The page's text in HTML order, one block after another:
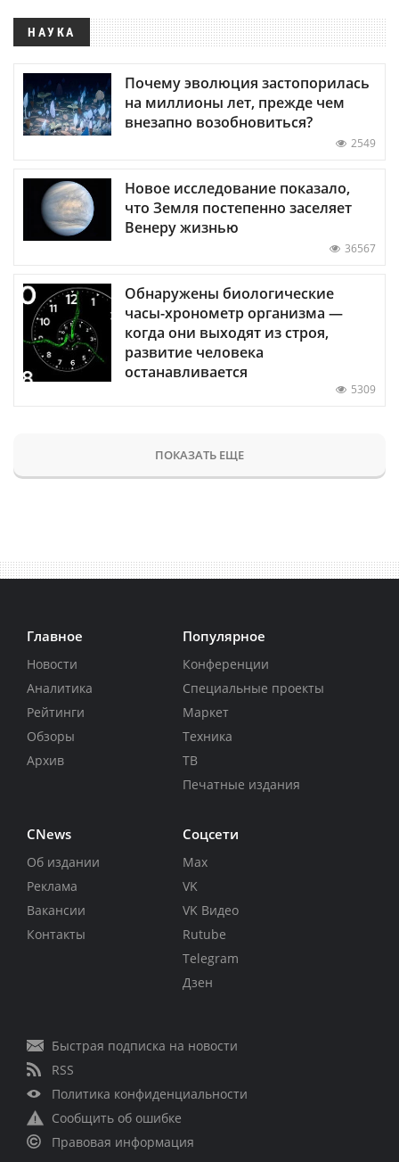
НАУКА
Почему эволюция застопорилась
на миллионы лет, прежде чем
внезапно возобновиться?
2549
Новое исследование показало,
что Земля постепенно заселяет
Венеру жизнью
36567
Обнаружены биологические
часы-хронометр организма —
когда они выходят из строя,
развитие человека
останавливается
5309
ПОКАЗАТЬ ЕЩЕ
Главное
Новости
Аналитика
Рейтинги
Обзоры
Архив
Популярное
Конференции
Специальные проекты
Маркет
Техника
ТВ
Печатные издания
CNews
Об издании
Реклама
Вакансии
Контакты
Соцсети
Max
VK
VK Видео
Rutube
Telegram
Дзен
Быстрая подписка на новости
RSS
Политика конфиденциальности
Сообщить об ошибке
Правовая информация